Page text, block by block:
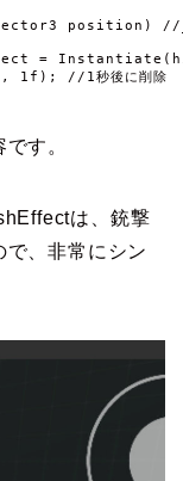
position) //
=
//1秒後に削除
す。
は、銃撃
、非常にシン